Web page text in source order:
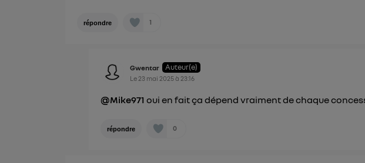
répondre 1
Gwentar Auteur(e)
Le 23 mai 2025à 23:16
@Mike971oui en fait ça dépend vraiment de chaque
répondre 0